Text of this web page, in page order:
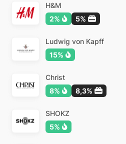
H&M
2%
5%
Ludwig von Kapff
15%
Christ
8%
8,3%
SHOKZ
5%